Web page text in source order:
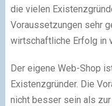
die vielen
Voraussetzungen sehr
wirtschaftliche Erfolg in
Der eigene Web-Shop
Existenzgründer. Die
nicht besser sein als